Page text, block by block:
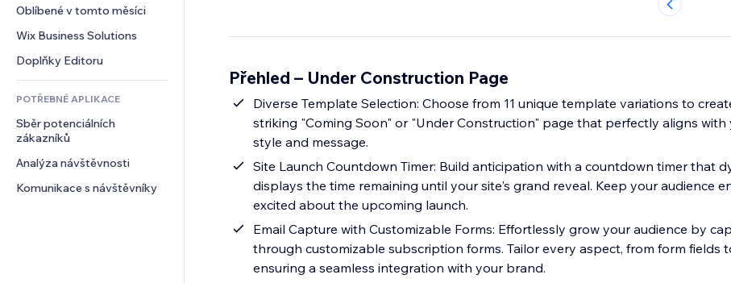
Jídlo a nápoje
Sdílení souborů
Novinky
Tlačítka a nabídky
Bannery a odznaky
Kalkulačky
Vyhledávání
Počasí
Tabulky a grafy
Komentáře
Telefon
Komunita
Reference a recenze
CRM
Oblíbené v tomto měsíci
Wix Business Solutions
Doplňky Editoru
POTŘEBNÉ APLIKACE
Sběr potenciálních
zákazníků
Analýza návštěvnosti
Komunikace s návštěvníky
Přehled – Under Construction Page
Diverse Template Selection: Choose from 11 unique template variations to
striking "Coming Soon" or "Under Construction" page that perfectly aligns with
style and message.
Site Launch Countdown Timer: Build anticipation with a countdown timer that
displays the time remaining until your site's grand reveal. Keep your audience
excited about the upcoming launch.
Email Capture with Customizable Forms: Effortlessly grow your audience by
through customizable subscription forms. Tailor every aspect, from form fields
ensuring a seamless integration with your brand.